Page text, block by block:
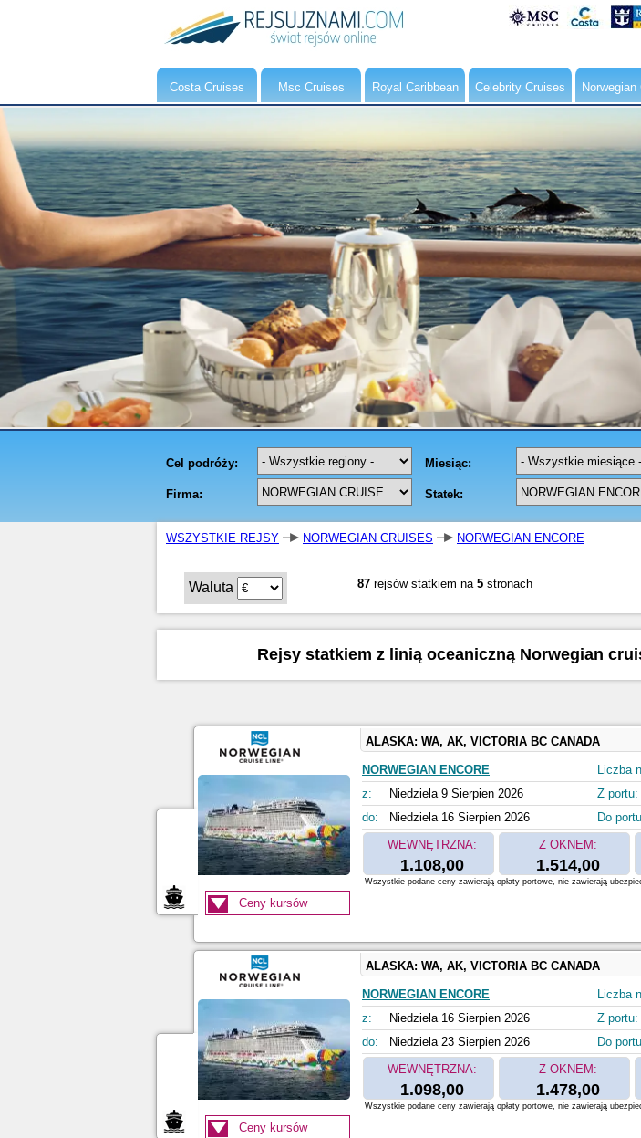
Costa Cruises Msc Cruises Royal Caribbean Celebrity Cruises Norwegian
WSZYSTKIE REJSY NORWEGIAN CRUISES NORWEGIAN ENCORE
Waluta 87 rejsów statkiem na 5 stronach
Rejsy statkiem z linią oceaniczną Norwegian
ALASKA: WA, AK, VICTORIA BC CANADA
NORWEGIAN ENCORE
z:
Niedziela 9 Sierpien 2026
do:
Niedziela 16 Sierpien 2026
Liczba
Z portu:
Do
WEWNĘTRZNA:
1.108,00
Z OKNEM:
1.514,00
Ceny kursów
Wszystkie podane ceny zawierają opłaty portowe, nie zawierają
ALASKA: WA, AK, VICTORIA BC CANADA
NORWEGIAN ENCORE
z:
Niedziela 16 Sierpien 2026
do:
Niedziela 23 Sierpien 2026
Liczba
Z portu:
Do
WEWNĘTRZNA:
1.098,00
Z OKNEM:
1.478,00
Ceny kursów
Wszystkie podane ceny zawierają opłaty portowe, nie zawierają